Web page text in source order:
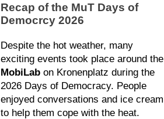
Recap of the MuT Days of
Democrcy 2026
Despite the hot weather, many
exciting events took place around the
MobiLabon Kronenplatz during the
2026 Days of Democracy. People
enjoyed conversations and ice cream
to help them cope with the heat.